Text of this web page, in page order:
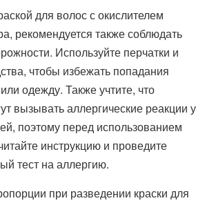
для волос с окислителем
рекомендуется также соблюдать
Используйте перчатки и
чтобы избежать попадания
одежду. Также учтите, что
вызывать аллергические реакции у
поэтому перед использованием
инструкцию и проведите
тест на аллергию.
при разведении краски для